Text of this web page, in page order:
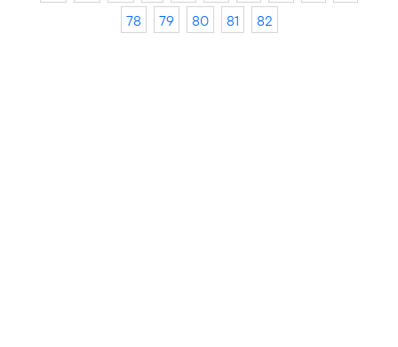
78
79 80 81 82